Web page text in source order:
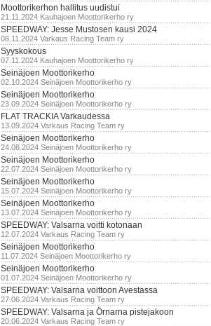
Moottorikerhon hallitus uudistui
21.11.2024 Kauhajoen Moottorikerho ry
SPEEDWAY: Jesse Mustosen kausi 2024
08.11.2024 Varkaus Racing Team ry
Syyskokous
07.11.2024 Kauhajoen Moottorikerho ry
Seinäjoen Moottorikerho
02.10.2024 Seinäjoen Moottorikerho ry
Seinäjoen Moottorikerho
23.09.2024 Seinäjoen Moottorikerho ry
FLAT TRACKIA Varkaudessa
13.09.2024 Varkaus Racing Team ry
Seinäjoen Moottorikerho
24.08.2024 Seinäjoen Moottorikerho ry
Seinäjoen Moottorikerho
22.07.2024 Seinäjoen Moottorikerho ry
Seinäjoen Moottorikerho
15.07.2024 Seinäjoen Moottorikerho ry
Seinäjoen Moottorikerho
13.07.2024 Seinäjoen Moottorikerho ry
SPEEDWAY: Valsarna voitti kotonaan
12.07.2024 Varkaus Racing Team ry
Seinäjoen Moottorikerho
11.07.2024 Seinäjoen Moottorikerho ry
Seinäjoen Moottorikerho
01.07.2024 Seinäjoen Moottorikerho ry
SPEEDWAY: Valsarna voittoon Avestassa
27.06.2024 Varkaus Racing Team ry
SPEEDWAY: Valsarna ja Örnarna pistejakoon
20.06.2024 Varkaus Racing Team ry